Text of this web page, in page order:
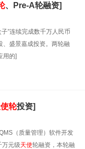
、Pre-A轮融资]
”连续完成数千万人民币
、盛景嘉成投资。两轮融
用的]
轮投资]
（质量管理）软件开发
万元级天使轮融资，本轮融